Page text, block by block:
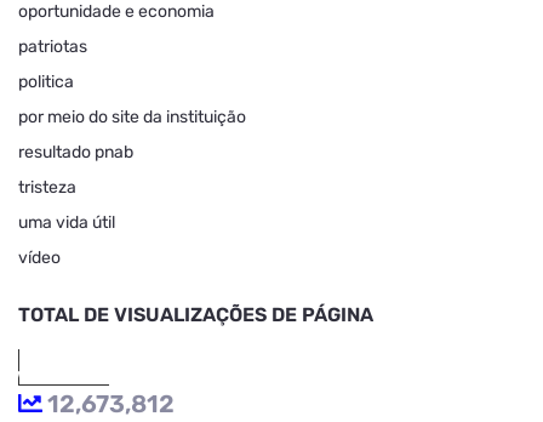
oportunidade e economia
patriotas
politica
por meio do site da instituição
resultado pnab
tristeza
uma vida útil
vídeo
TOTAL DE VISUALIZAÇÕES DE PÁGINA
12,673,812